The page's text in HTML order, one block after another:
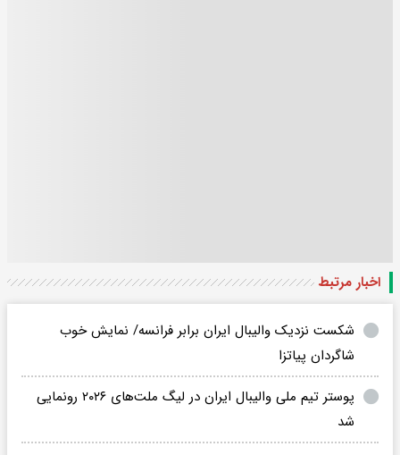
اخبار مرتبط
شکست نزدیک والیبال ایران برابر فرانسه/ نمایش خوب
شاگردان پیاتزا
پوستر تیم ملی والیبال ایران در لیگ ملت‌های ۲۰۲۶ رونمایی
شد